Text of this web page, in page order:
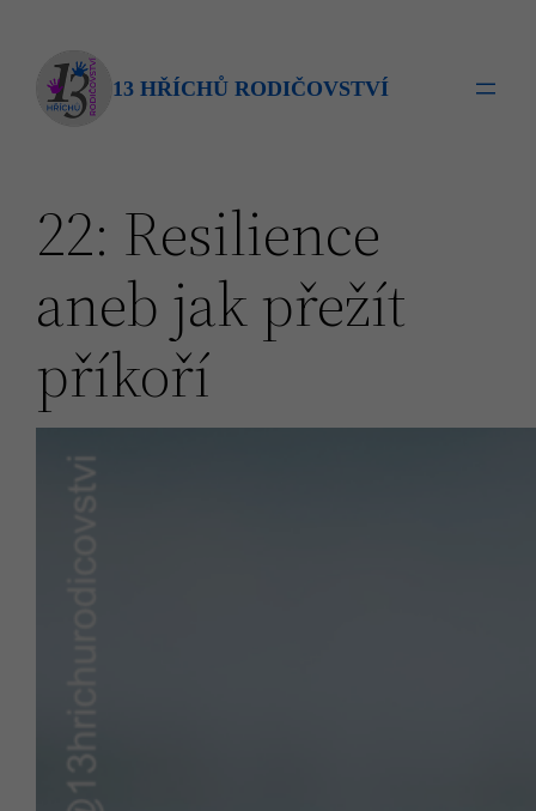
obsah
13 HŘÍCHŮ RODIČOVSTVÍ
22: Resilience
aneb jak přežít
příkoří